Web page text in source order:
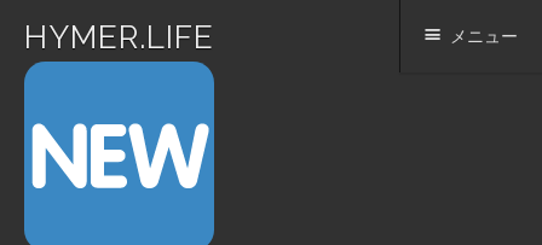
HYMER.LIFE メニュー